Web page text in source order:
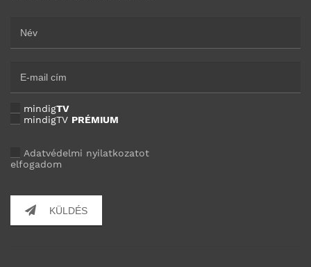
mindigTV
mindigTV PRÉMIUM
Adatvédelmi nyilatkozatot
elfogadom
KÜLDÉS